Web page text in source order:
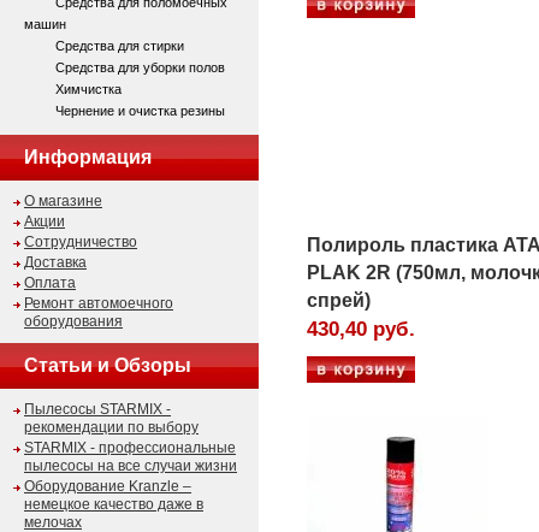
машин
Средства для стирки
Средства для уборки полов
Химчистка
Чернение и очистка резины
Информация
О магазине
Акции
Сотрудничество
Доставка
Оплата
Ремонт автомоечного
оборудования
Статьи и Обзоры
Пылесосы STARMIX -
рекомендации по выбору
STARMIX - профессиональные
пылесосы на все случаи жизни
Оборудование Kranzle –
немецкое качество даже в
мелочах
Полироль пластика
PLAK 2R (750мл,
спрей)
430,40 руб.